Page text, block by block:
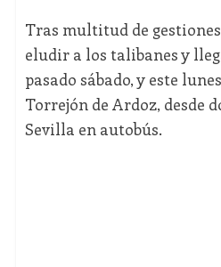
Tras multitud de
eludir a los talibanes y
pasado sábado, y este
Torrejón de Ardoz, desde
Sevilla en autobús.